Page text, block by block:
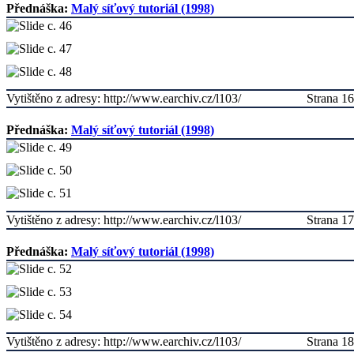
Přednáška: Malý síťový tutoriál (1998)
Strana 16
Vytištěno z adresy: http://www.earchiv.cz/l103/
Přednáška: Malý síťový tutoriál (1998)
Strana 17
Vytištěno z adresy: http://www.earchiv.cz/l103/
Přednáška: Malý síťový tutoriál (1998)
Strana 18
Vytištěno z adresy: http://www.earchiv.cz/l103/